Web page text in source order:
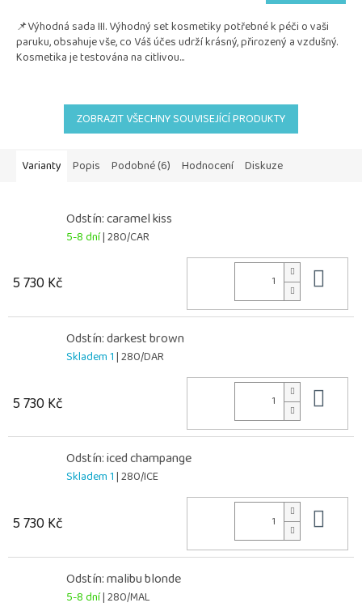
z
5
hvězdiček.
📌Výhodná sada III. Výhodný set kosmetiky potřebné k péči o vaši
paruku, obsahuje vše, co Váš účes udrží krásný, přirozený a vzdušný.
Kosmetika je testována na citlivou...
ZOBRAZIT VŠECHNY SOUVISEJÍCÍ PRODUKTY
Varianty Popis Podobné (6) Hodnocení Diskuze
Odstín: caramel kiss
5-8 dní| 280/CAR
5 730 Kč
Odstín: darkest brown
Skladem 1| 280/DAR
5 730 Kč
Odstín: iced champange
Skladem 1| 280/ICE
5 730 Kč
Odstín: malibu blonde
5-8 dní| 280/MAL